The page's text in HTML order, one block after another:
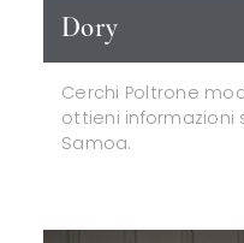
Dory
Cerchi Poltrone
ottieni informazioni
Samoa.